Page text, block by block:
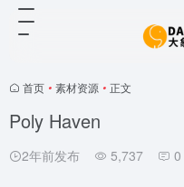
首页 • 素材资源 • 正文
Poly Haven
2年前发布 5,737 0